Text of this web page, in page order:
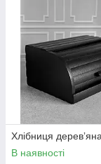
Хлібниця
В наявності